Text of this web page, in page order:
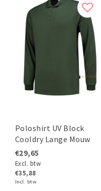
Poloshirt UV Block
Cooldry Lange Mouw
€29,65
Excl. btw
€35,88
Incl. btw